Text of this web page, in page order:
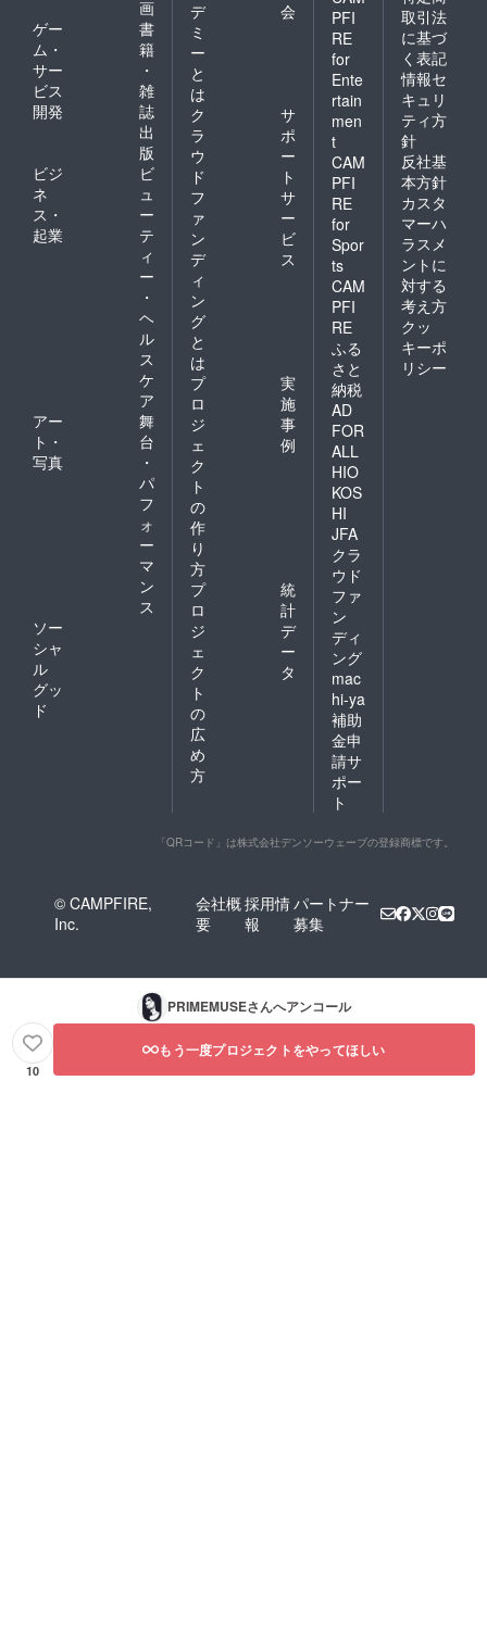
画
ゲー
ム・
サー
ビス
開発
書
籍
・
雑
誌
出
版
ビジ
ネ
ス・
起業
ビ
ュ
ー
テ
ィ
ー
・
ヘ
ル
ス
ケ
ア
アー
ト・
写真
舞
台
・
パ
フ
ォ
ー
マ
ン
ス
ソー
シャ
ル
グッ
ド
デ
ミ
ー
と
は
会
ク
ラ
ウ
ド
フ
ァ
ン
デ
ィ
ン
グ
と
は
サ
ポ
ー
ト
サ
ー
ビ
ス
プ
ロ
ジ
ェ
ク
ト
の
作
り
方
実
施
事
例
プ
ロ
ジ
ェ
ク
ト
の
広
め
方
統
計
デ
ー
タ
PFI
RE
for
Ente
rtain
men
t
CAM
PFI
RE
for
Spor
ts
CAM
PFI
RE
ふる
さと
納税
AD
FOR
ALL
HIO
KOS
HI
JFA
クラ
ウド
ファ
ン
ディ
ング
mac
hi-ya
補助
金申
請サ
ポー
ト
取引法
に基づ
く表記
情報セ
キュリ
ティ方
針
反社基
本方針
カスタ
マーハ
ラスメ
ントに
対する
考え方
クッ
キーポ
リシー
「QRコード」は株式会社デンソーウェーブの登録商標です。
© CAMPFIRE,
Inc.
会社概
要
採用情
報
パートナー
募集
PRIMEMUSEさんへアンコール
10
もう一度プロジェクトをやってほしい